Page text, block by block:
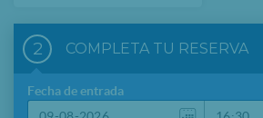
2 COMPLETA TU RESERVA
Fecha de entrada